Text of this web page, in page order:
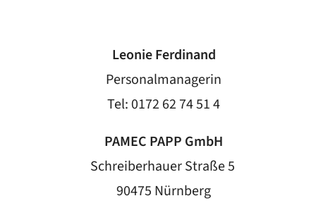
Leonie Ferdinand
Personalmanagerin
Tel: 0172 62 74 51 4
PAMEC PAPP GmbH
Schreiberhauer Straße 5
90475 Nürnberg